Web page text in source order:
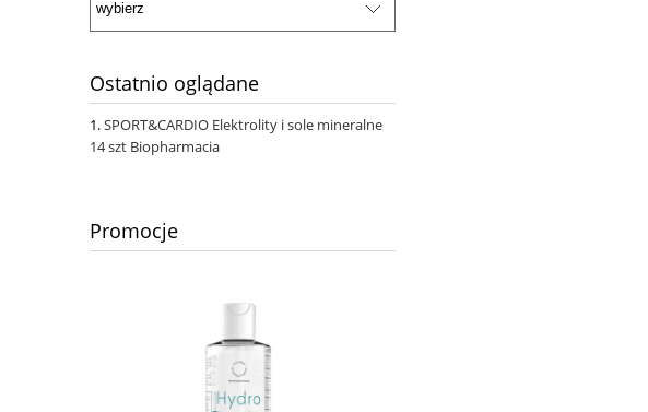
Ostatnio oglądane
SPORT&CARDIO Elektrolity i sole mineralne
14 szt Biopharmacia
Promocje